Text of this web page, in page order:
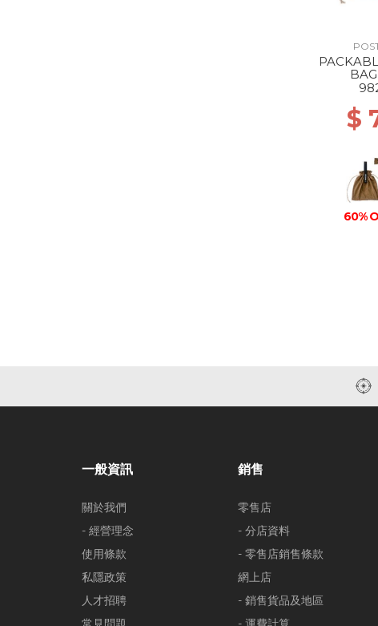
$
60%
一般資訊
關於我們
- 經營理念
使用條款
私隱政策
人才招聘
銷售
零售店
- 分店資料
- 零售店銷售條款
網上店
- 銷售貨品及地區